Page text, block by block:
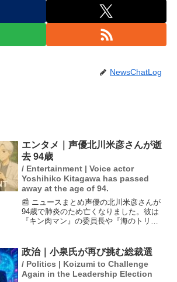
NewsChatLog
エンタメ｜声優北川米彦さんが逝
去 94歳
/ Entertainment | Voice actor
Yoshihiko Kitagawa has passed
away at the age of 94.
📰 ニュースまとめ声優の北川米彦さんが
94歳で肺炎のため亡くなりました。彼は
『キン肉マン』の委員長や『海のトリト
その訃報を発表。北川さんは子泣きじじ
い（『ゲゲゲの鬼太...
政治｜小泉氏が再び挑む総裁選
/ Politics | Koizumi to Challenge
Again in the Leadership Election